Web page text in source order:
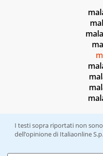
I testi sopra riportati non
dell’opinione di Italiaonline